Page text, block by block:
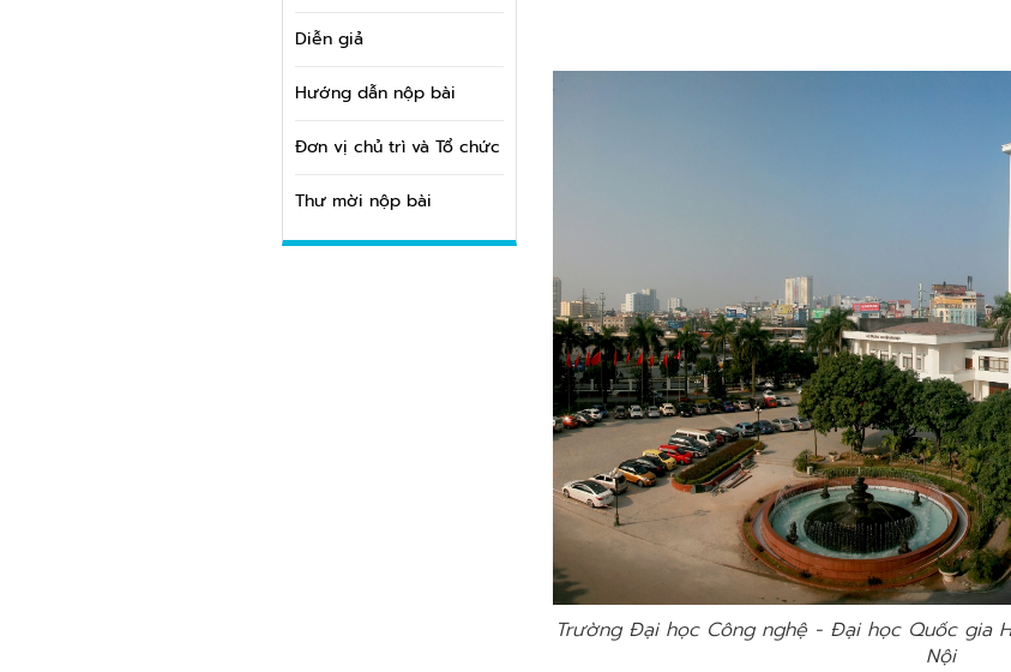
Diễn giả
Hướng dẫn nộp bài
Đơn vị chủ trì và Tổ chức
Thư mời nộp bài
Trường Đại học Công nghệ - Đại học Quốc gia
Nội